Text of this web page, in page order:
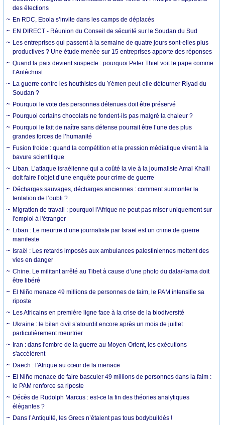
des élections
En RDC, Ebola s’invite dans les camps de déplacés
EN DIRECT - Réunion du Conseil de sécurité sur le Soudan du Sud
Les entreprises qui passent à la semaine de quatre jours sont-elles plus
productives ? Une étude menée sur 15 entreprises apporte des réponses
Quand la paix devient suspecte : pourquoi Peter Thiel voit le pape comme
l’Antéchrist
La guerre contre les houthistes du Yémen peut-elle détourner Riyad du
Soudan ?
Pourquoi le vote des personnes détenues doit être préservé
Pourquoi certains chocolats ne fondent-ils pas malgré la chaleur ?
Pourquoi le fait de naître sans défense pourrait être l’une des plus
grandes forces de l’humanité
Fusion froide : quand la compétition et la pression médiatique virent à la
bavure scientifique
Liban. L’attaque israélienne qui a coûté la vie à la journaliste Amal Khalil
doit faire l’objet d’une enquête pour crime de guerre
Décharges sauvages, décharges anciennes : comment surmonter la
tentation de l’oubli ?
Migration de travail : pourquoi l'Afrique ne peut pas miser uniquement sur
l'emploi à l'étranger
Liban : Le meurtre d’une journaliste par Israël est un crime de guerre
manifeste
Israël : Les retards imposés aux ambulances palestiniennes mettent des
vies en danger
Chine. Le militant arrêté au Tibet à cause d’une photo du dalaï-lama doit
être libéré
El Niño menace 49 millions de personnes de faim, le PAM intensifie sa
riposte
Les Africains en première ligne face à la crise de la biodiversité
Ukraine : le bilan civil s’alourdit encore après un mois de juillet
particulièrement meurtrier
Iran : dans l'ombre de la guerre au Moyen-Orient, les exécutions
s'accélèrent
Daech : l'Afrique au cœur de la menace
El Niño menace de faire basculer 49 millions de personnes dans la faim :
le PAM renforce sa riposte
Décès de Rudolph Marcus : est-ce la fin des théories analytiques
élégantes ?
Dans l’Antiquité, les Grecs n’étaient pas tous bodybuildés !